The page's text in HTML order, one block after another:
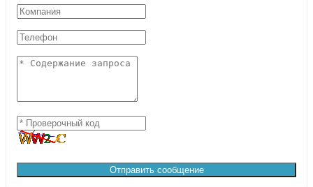
Отправить сообщение